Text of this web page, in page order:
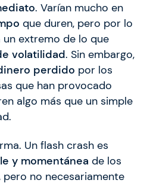
. Varían mucho en
que duren, pero por lo
extremo de lo que
volatilidad. Sin embargo,
perdido por los
que han provocado
algo más que un simple
Un flash crash es
y momentánea de los
no necesariamente